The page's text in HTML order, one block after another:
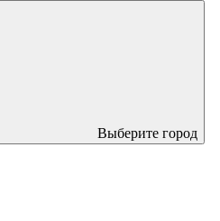
Выберите город